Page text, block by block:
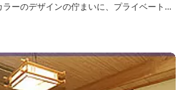
ーのデザインの佇まいに、プライベート感
入れば全室海に面したオーシャンフロン
ライベートドッグランと青色に輝く英虞湾を
ービスのお部屋